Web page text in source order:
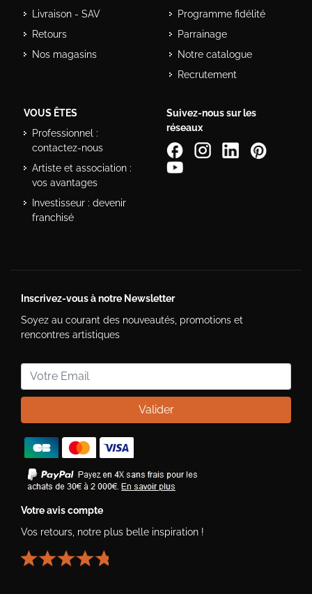
Livraison - SAV
Retours
Nos magasins
Programme fidélité
Parrainage
Notre catalogue
Recrutement
VOUS ÊTES
Professionnel :
contactez-nous
Artiste et association :
vos avantages
Investisseur : devenir
franchisé
Suivez-nous sur les
réseaux
Inscrivez-vous à notre Newsletter
Soyez au courant des nouveautés, promotions et
rencontres artistiques
Valider
Votre avis compte
Vos retours, notre plus belle inspiration !